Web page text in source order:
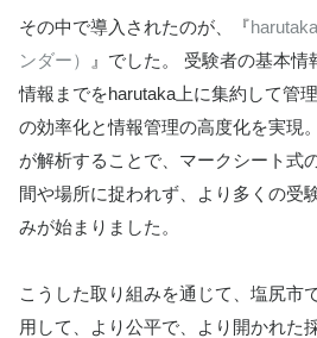
その中で導入されたのが、『
ンダー）
』でした。 受験者の基本
情報までをharutaka上に集約して管
の効率化と情報管理の高度化を実現
が解析することで、マークシート式
間や場所に捉われず、より多くの受
みが始まりました。
こうした取り組みを通じて、塩尻市
用して、より公平で、より開かれた